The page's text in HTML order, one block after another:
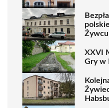
Żywcu
XXVI
Gry w